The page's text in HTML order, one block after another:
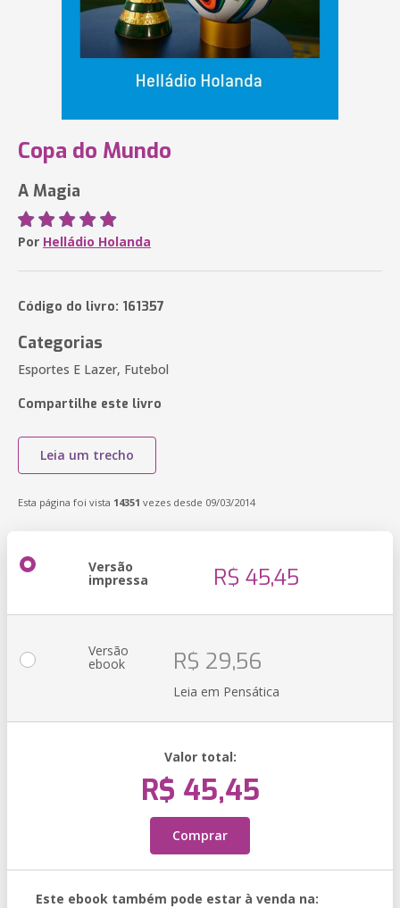
Copa do Mundo
A Magia
Por Helládio Holanda
Código do livro: 161357
Categorias
Esportes E Lazer, Futebol
Compartilhe este livro
Leia um trecho
Esta página foi vista 14351 vezes desde 09/03/2014
Versão
impressa R$ 45,45
Versão
ebook R$ 29,56
Leia em Pensática
Valor total:
R$ 45,45
Comprar
Este ebook também pode estar à venda na: